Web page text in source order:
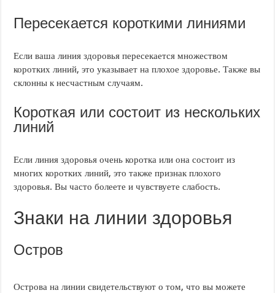
Пересекается короткими линиями
Если ваша линия здоровья пересекается множеством
коротких линий, это указывает на плохое здоровье. Также вы
склонны к несчастным случаям.
Короткая или состоит из нескольких
линий
Если линия здоровья очень коротка или она состоит из
многих коротких линий, это также признак плохого
здоровья. Вы часто болеете и чувствуете слабость.
Знаки на линии здоровья
Остров
Острова на линии свидетельствуют о том, что вы можете